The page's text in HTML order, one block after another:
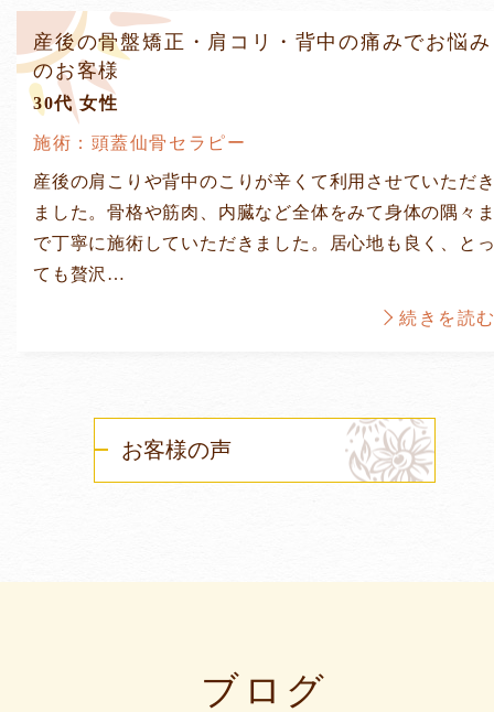
産後の骨盤矯正・肩コリ・背中の痛みでお悩み
のお客様
30代 女性
施術：頭蓋仙骨セラピー
産後の肩こりや背中のこりが辛くて利用させていただ
ました。骨格や筋肉、内臓など全体をみて身体の隅々
で丁寧に施術していただきました。居心地も良く、と
ても贅沢…
続きを読
お客様の声
ブログ